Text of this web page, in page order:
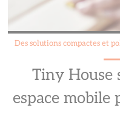
Des solutions compactes et
Tiny House
espace mobile